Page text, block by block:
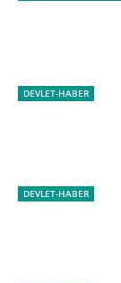
DEVLET-HABER
DEVLET-HABER